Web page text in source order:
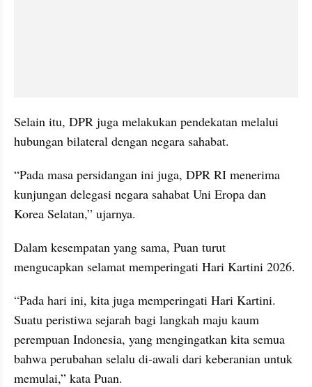
Selain itu, DPR juga melakukan pendekatan melalui
hubungan bilateral dengan negara sahabat.
“Pada masa persidangan ini juga, DPR RI menerima
kunjungan delegasi negara sahabat Uni Eropa dan
Korea Selatan,” ujarnya.
Dalam kesempatan yang sama, Puan turut
mengucapkan selamat memperingati Hari Kartini 2026.
“Pada hari ini, kita juga memperingati Hari Kartini.
Suatu peristiwa sejarah bagi langkah maju kaum
perempuan Indonesia, yang mengingatkan kita semua
bahwa perubahan selalu di-awali dari keberanian untuk
memulai,” kata Puan.